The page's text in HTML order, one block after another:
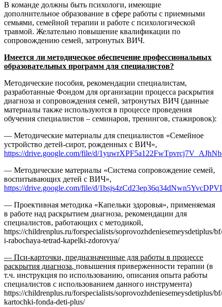
В команде должны быть психологи, имеющие
дополнительное образование в сфере работы с приемными
семьями, семейной терапии и работе с психологической
травмой. Желательно повышение квалификации по
сопровождению семей, затронутых ВИЧ.
Имеется ли методическое обеспечение профессиональных
образовательных программ для специалистов?
Методические пособия, рекомендации специалистам,
разработанные Фондом для организации процесса раскрытия
диагноза и сопровождения семей, затронутых ВИЧ (данные
материалы также используются в процессе проведения
обучения специалистов – семинаров, тренингов, стажировок):
— Методические материалы для специалистов «Семейное
устройство детей-сирот, рожденных с ВИЧ»,
https://drive.google.com/file/d/
— Методические материалы «Система сопровождение семей,
воспитывающих детей с ВИЧ»,
https://drive.google.com/file/d/
— Проективная методика «Капельки здоровья», применяемая
в работе над раскрытием диагноза, рекомендации для
специалистов, работающих с методикой,
https://childrenplus.ru/forspecialists/soprovozhdeniesemeysdetiplus/
i-rabochaya-tetrad-kapelki-zdorovya/
— Пси-карточки, предназначенные для работы в процессе
раскрытия диагноза, повышения приверженности терапии (в
т.ч. инструкция по использованию, описания опыта работы
специалистов с использованием данного инструмента)
https://childrenplus.ru/forspecialists/soprovozhdeniesemeysdetiplus/
kartochki-fonda-deti-plus/